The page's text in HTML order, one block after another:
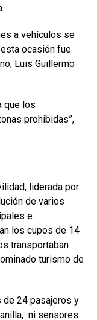
a vehículos se
ocasión fue
Luis Guillermo
que los
prohibidas”,
liderada por
de varios
e
los cupos de 14
transportaban
turismo de
de 24 pasajeros y
ni sensores.